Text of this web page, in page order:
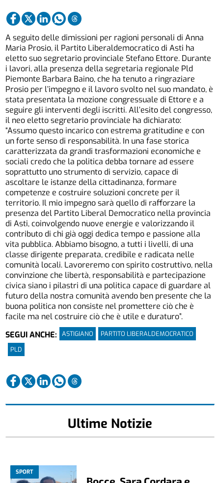
A seguito delle dimissioni per ragioni personali di Anna
Maria Prosio, il Partito Liberaldemocratico di Asti ha
eletto suo segretario provinciale Stefano Ettore. Durante
i lavori, alla presenza della segretaria regionale Pld
Piemonte Barbara Baino, che ha tenuto a ringraziare
Prosio per l’impegno e il lavoro svolto nel suo mandato, è
stata presentata la mozione congressuale di Ettore e a
seguire gli interventi degli iscritti. All’esito del congresso,
il neo eletto segretario provinciale ha dichiarato:
“Assumo questo incarico con estrema gratitudine e con
un forte senso di responsabilità. In una fase storica
caratterizzata da grandi trasformazioni economiche e
sociali credo che la politica debba tornare ad essere
soprattutto uno strumento di servizio, capace di
ascoltare le istanze della cittadinanza, formare
competenze e costruire soluzioni concrete per il
territorio. Il mio impegno sarà quello di rafforzare la
presenza del Partito Liberal Democratico nella provincia
di Asti, coinvolgendo nuove energie e valorizzando il
contributo di chi già oggi dedica tempo e passione alla
vita pubblica. Abbiamo bisogno, a tutti i livelli, di una
classe dirigente preparata, credibile e radicata nelle
comunità locali. Lavoreremo con spirito costruttivo, nella
convinzione che libertà, responsabilità e partecipazione
civica siano i pilastri di una politica capace di guardare al
futuro della nostra comunità avendo ben presente che la
buona politica non consiste nel promettere ciò che è
facile ma nel costruire ciò che è utile e duraturo”.
SEGUI ANCHE:
ASTIGIANO
PARTITO LIBERALDEMOCRATICO
PLD
Ultime Notizie
SPORT